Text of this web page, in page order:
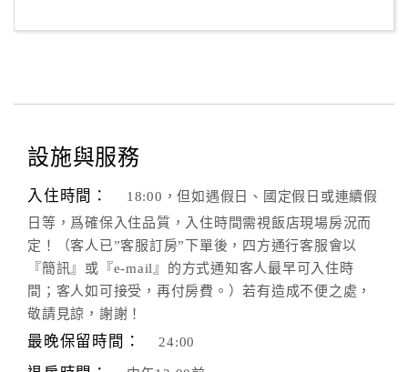
客
絡
Line
上
客
服
紅
設施與服務
入住時間：
18:00，但如遇假日、國定假日或連續假
日等，爲確保入住品質，入住時間需視飯店現場房況而
定！（客人已”客服訂房”下單後，四方通行客服會以
『簡訊』或『e-mail』的方式通知客人最早可入住時
間；客人如可接受，再付房費。）若有造成不便之處，
敬請見諒，謝謝！
最晚保留時間： 24:00